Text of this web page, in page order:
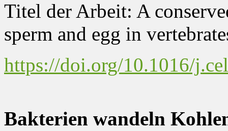
Titel der Arbeit: A
sperm and egg in
https://doi.org/10.1016/
Bakterien wandeln